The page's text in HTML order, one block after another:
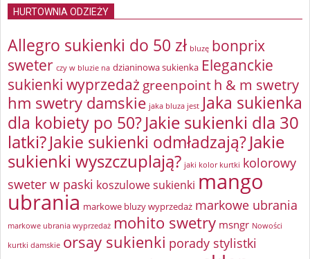
HURTOWNIA ODZIEŻY
Allegro sukienki do 50 zł bluzę bonprix
sweter czy w bluzie na dzianinowa sukienka Eleganckie
sukienki wyprzedaż greenpointh & m swetry
hm swetry damskie jaka bluza jest Jaka sukienka
dla kobiety po 50?Jakie sukienki dla 30
latki?Jakie sukienki odmładzają?Jakie
sukienki wyszczuplają? jaki kolor kurtki kolorowy
sweter w paski koszulowe sukienki mango
ubrania markowe bluzy wyprzedaż markowe ubrania
markowe ubrania wyprzedaż mohito swetry msngr Nowości
kurtki damskie orsay sukienki porady stylistki